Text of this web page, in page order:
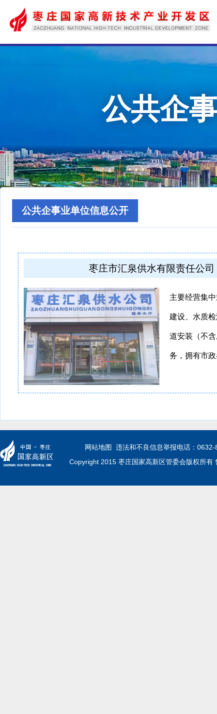
公共企
公共企事业单位信息公开
枣庄市汇泉供水有限责任公司
主要经营集
建设、水质
道安装（不
务，拥有市政
网站地图
违法和不良信息举报电话：
Copyright 2015 枣庄国家高新区管委会版权所有